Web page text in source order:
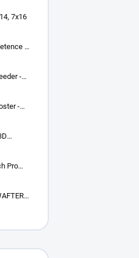
7x16
s
8
-
-
Pro
8 ks
-